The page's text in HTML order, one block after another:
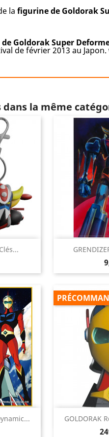
la figurinede Goldorak
Goldorak Super
de février 2013 au Japon.
la même

GOLDORAK
